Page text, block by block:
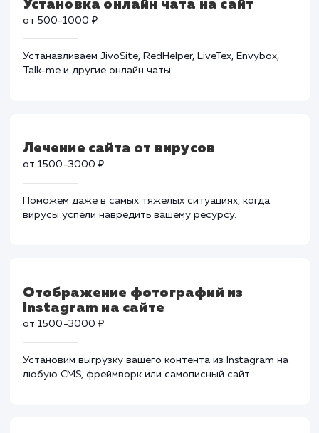
работы вашего сайта, его скорость и
производительность.
Устанавливаем JivoSite, RedHelper, LiveTex, Envybox,
Talk-me и другие онлайн чаты.
от 1500-3000 ₽
Поможем даже в самых тяжелых ситуациях, когда
вирусы успели навредить вашему ресурсу.